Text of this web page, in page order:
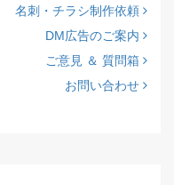
名刺・チラシ制作依頼
DM広告のご案内
ご意見 ＆ 質問箱
お問い合わせ